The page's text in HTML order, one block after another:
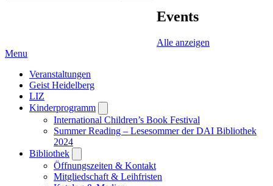
Events
Alle anzeigen
Menu
Veranstaltungen
Geist Heidelberg
LIZ
Kinderprogramm
submenu
International Children’s Book Festival
Summer Reading – Lesesommer der DAI Bibliothek
2024
Bibliothek
submenu
Öffnungszeiten & Kontakt
Mitgliedschaft & Leihfristen